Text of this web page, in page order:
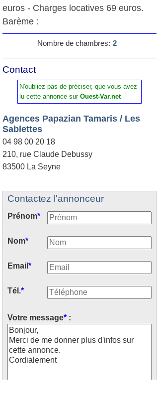
euros - Charges locatives 69 euros.
Barème :
Nombre de chambres: 2
Contact
N'oubliez pas de préciser, que vous avez
lu cette annonce sur Ouest-Var.net
Agences Papazian Tamaris / Les
Sablettes
04 98 00 20 18
210, rue Claude Debussy
83500 La Seyne
Contactez l'annonceur
Prénom*
Nom*
Email *
Tél.*
Votre message* :